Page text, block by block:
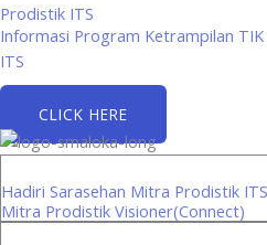
Prodistik ITS
Informasi Program Ketrampilan
ITS
CLICK HERE
Hadiri Sarasehan Mitra Prodistik
Mitra Prodistik Visioner(Connect)